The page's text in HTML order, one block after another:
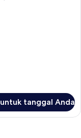
tanggal Anda